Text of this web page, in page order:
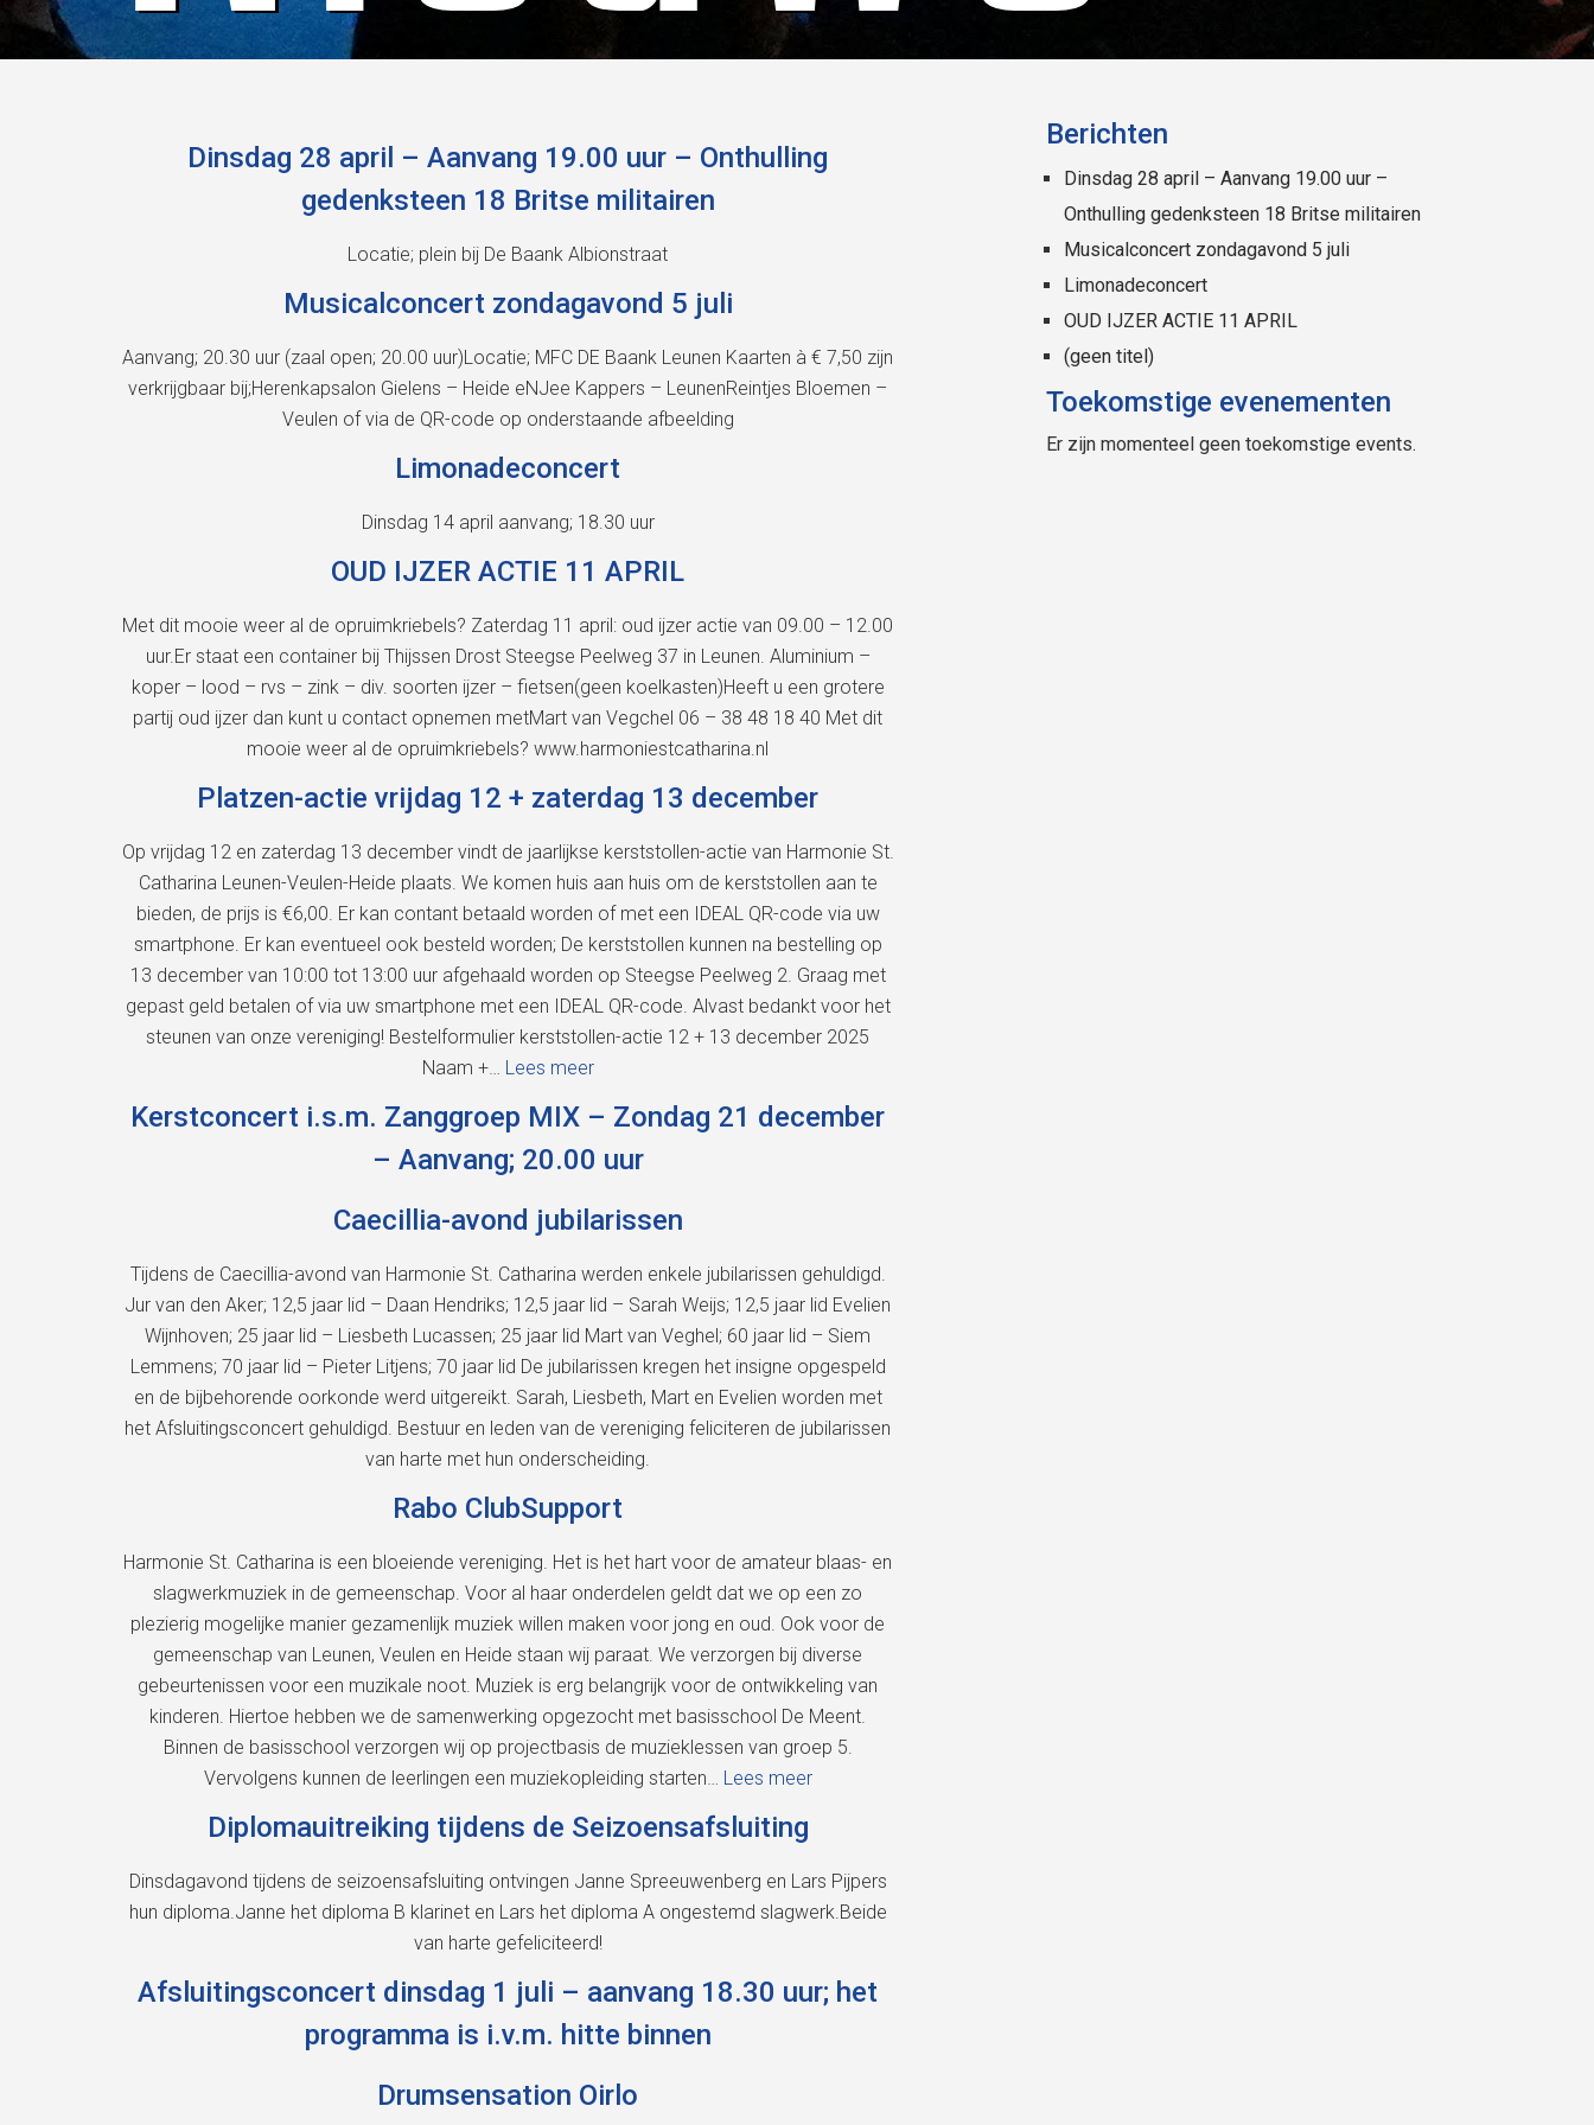
Dinsdag 28 april – Aanvang 19.00 uur – Onthulling
gedenksteen 18 Britse militairen
Locatie; plein bij De Baank Albionstraat
Musicalconcert zondagavond 5 juli
Aanvang; 20.30 uur (zaal open; 20.00 uur)Locatie; MFC DE Baank Leunen Kaarten à € 7,50 zijn
verkrijgbaar bij;Herenkapsalon Gielens – Heide eNJee Kappers – LeunenReintjes Bloemen –
Veulen of via de QR-code op onderstaande afbeelding
Limonadeconcert
Dinsdag 14 april aanvang; 18.30 uur
OUD IJZER ACTIE 11 APRIL
Met dit mooie weer al de opruimkriebels? Zaterdag 11 april: oud ijzer actie van 09.00 – 12.00
uur.Er staat een container bij Thijssen Drost Steegse Peelweg 37 in Leunen. Aluminium –
koper – lood – rvs – zink – div. soorten ijzer – fietsen(geen koelkasten)Heeft u een grotere
partij oud ijzer dan kunt u contact opnemen metMart van Vegchel 06 – 38 48 18 40 Met dit
mooie weer al de opruimkriebels? www.harmoniestcatharina.nl
Platzen-actie vrijdag 12 + zaterdag 13 december
Op vrijdag 12 en zaterdag 13 december vindt de jaarlijkse kerststollen-actie van Harmonie St.
Catharina Leunen-Veulen-Heide plaats. We komen huis aan huis om de kerststollen aan te
bieden, de prijs is €6,00. Er kan contant betaald worden of met een IDEAL QR-code via uw
smartphone. Er kan eventueel ook besteld worden; De kerststollen kunnen na bestelling op
13 december van 10:00 tot 13:00 uur afgehaald worden op Steegse Peelweg 2. Graag met
gepast geld betalen of via uw smartphone met een IDEAL QR-code. Alvast bedankt voor het
steunen van onze vereniging! Bestelformulier kerststollen-actie 12 + 13 december 2025
Naam +… Lees meer
Kerstconcert i.s.m. Zanggroep MIX – Zondag 21 december
– Aanvang; 20.00 uur
Caecillia-avond jubilarissen
Tijdens de Caecillia-avond van Harmonie St. Catharina werden enkele jubilarissen gehuldigd.
Jur van den Aker; 12,5 jaar lid – Daan Hendriks; 12,5 jaar lid – Sarah Weijs; 12,5 jaar lid Evelien
Wijnhoven; 25 jaar lid – Liesbeth Lucassen; 25 jaar lid Mart van Veghel; 60 jaar lid – Siem
Lemmens; 70 jaar lid – Pieter Litjens; 70 jaar lid De jubilarissen kregen het insigne opgespeld
en de bijbehorende oorkonde werd uitgereikt. Sarah, Liesbeth, Mart en Evelien worden met
het Afsluitingsconcert gehuldigd. Bestuur en leden van de vereniging feliciteren de jubilarissen
van harte met hun onderscheiding.
Rabo ClubSupport
Harmonie St. Catharina is een bloeiende vereniging. Het is het hart voor de amateur blaas- en
slagwerkmuziek in de gemeenschap. Voor al haar onderdelen geldt dat we op een zo
plezierig mogelijke manier gezamenlijk muziek willen maken voor jong en oud. Ook voor de
gemeenschap van Leunen, Veulen en Heide staan wij paraat. We verzorgen bij diverse
gebeurtenissen voor een muzikale noot. Muziek is erg belangrijk voor de ontwikkeling van
kinderen. Hiertoe hebben we de samenwerking opgezocht met basisschool De Meent.
Binnen de basisschool verzorgen wij op projectbasis de muzieklessen van groep 5.
Vervolgens kunnen de leerlingen een muziekopleiding starten… Lees meer
Diplomauitreiking tijdens de Seizoensafsluiting
Dinsdagavond tijdens de seizoensafsluiting ontvingen Janne Spreeuwenberg en Lars Pijpers
hun diploma.Janne het diploma B klarinet en Lars het diploma A ongestemd slagwerk.Beide
van harte gefeliciteerd!
Afsluitingsconcert dinsdag 1 juli – aanvang 18.30 uur; het
programma is i.v.m. hitte binnen
Drumsensation Oirlo
Berichten
Dinsdag 28 april – Aanvang 19.00 uur –
Onthulling gedenksteen 18 Britse militairen
Musicalconcert zondagavond 5 juli
Limonadeconcert
OUD IJZER ACTIE 11 APRIL
(geen titel)
Toekomstige evenementen
Er zijn momenteel geen toekomstige events.